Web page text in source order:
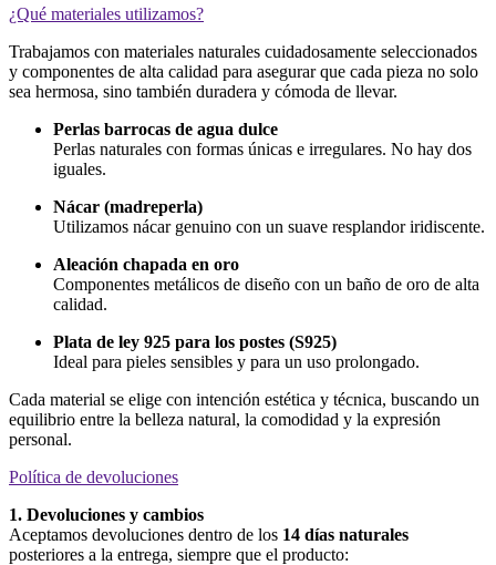
¿Qué materiales utilizamos?
Trabajamos con materiales naturales cuidadosamente seleccionados
y componentes de alta calidad para asegurar que cada pieza no solo
sea hermosa, sino también duradera y cómoda de llevar.
Perlas barrocas de agua dulce
Perlas naturales con formas únicas e irregulares. No hay dos
iguales.
Nácar (madreperla)
Utilizamos nácar genuino con un suave resplandor iridiscente.
Aleación chapada en oro
Componentes metálicos de diseño con un baño de oro de alta
calidad.
Plata de ley 925 para los postes (S925)
Ideal para pieles sensibles y para un uso prolongado.
Cada material se elige con intención estética y técnica, buscando un
equilibrio entre la belleza natural, la comodidad y la expresión
personal.
Política de devoluciones
1. Devoluciones y cambios
Aceptamos devoluciones dentro de los 14 días naturales
posteriores a la entrega, siempre que el producto: